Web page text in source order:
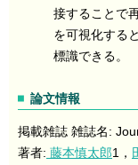
接することで
を可視化する
標識できる。
論文情報
掲載雑誌 雑誌名:
著者: 藤本慎太郎1，